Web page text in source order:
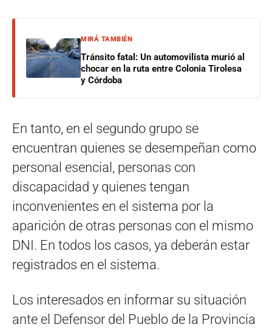
MIRÁ TAMBIÉN
Tránsito fatal: Un automovilista murió al
chocar en la ruta entre Colonia Tirolesa
y Córdoba
En tanto, en el segundo grupo se
encuentran quienes se desempeñan como
personal esencial, personas con
discapacidad y quienes tengan
inconvenientes en el sistema por la
aparición de otras personas con el mismo
DNI. En todos los casos, ya deberán estar
registrados en el sistema.
Los interesados en informar su situación
ante el Defensor del Pueblo de la Provincia